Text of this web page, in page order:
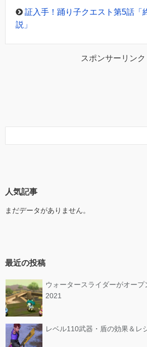
証入手！踊り子クエスト第5話「
説」
スポンサーリンク
人気記事
まだデータがありません。
最近の投稿
ウォータースライダーがオー
2021
レベル110武器・盾の効果＆レ